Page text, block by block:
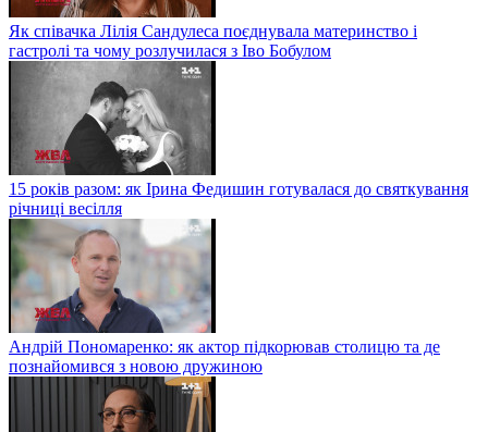
Як співачка Лілія Сандулеса поєднувала материнство і
гастролі та чому розлучилася з Іво Бобулом
15 років разом: як Ірина Федишин готувалася до святкування
річниці весілля
Андрій Пономаренко: як актор підкорював столицю та де
познайомився з новою дружиною